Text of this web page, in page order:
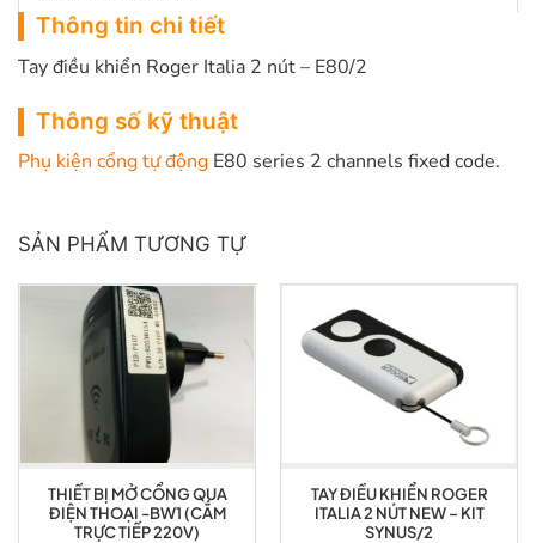
Thông tin chi tiết
Tay điều khiển Roger Italia 2 nút – E80/2
Thông số kỹ thuật
Phụ kiện cổng tự động E80 series 2 channels fixed code.
SẢN PHẨM TƯƠNG TỰ
THIẾT BỊ MỞ CỔNG QUA
ĐIỆN THOẠI -BW1 (CẮM
TRỰC TIẾP 220V)
TAY ĐIỀU KHIỂN ROGER
ITALIA 2 NÚT NEW – KIT
SYNUS/2